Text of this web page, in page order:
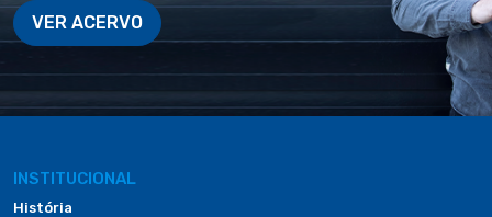
VER ACERVO
INSTITUCIONAL
História